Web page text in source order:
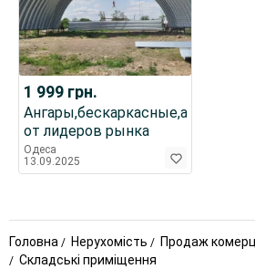
1 999 грн.
Ангары,бескаркасные,арочные
от лидеров рынка
Одеса
13.09.2025
Головна Нерухомість
Продаж
Складські приміщення